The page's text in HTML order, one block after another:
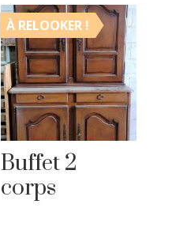
À RELOOKER !
Buffet 2
corps